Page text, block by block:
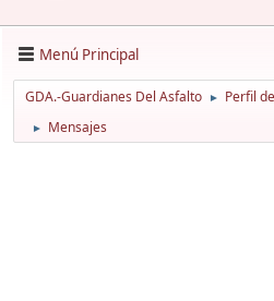
Menú Principal
GDA.-Guardianes Del Asfalto ► Perfil
► Mensajes